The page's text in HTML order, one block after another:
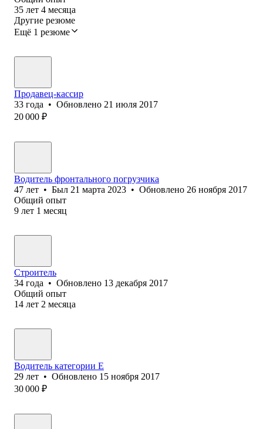
35 лет 4 месяца
Другие резюме
Ещё 1 резюме
Продавец-кассир
33 года • Обновлено 21 июля 2017
20 000 ₽
Водитель фронтал‎ьного погрузчика
47 лет • Был 21 марта 2023 • Обновлено 26 ноября 2017
Общий опыт
9 лет 1 месяц
Строитель
34 года • Обновлено 13 декабря 2017
Общий опыт
14 лет 2 месяца
Водитель категории Е
29 лет • Обновлено 15 ноября 2017
30 000 ₽